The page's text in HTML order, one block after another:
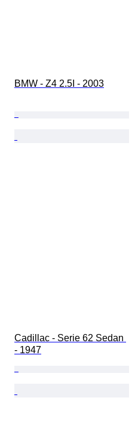
BMW - Z4 2.5I - 2003
Cadillac - Serie 62 Sedan
- 1947